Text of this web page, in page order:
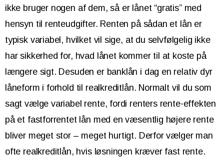
ikke bruger nogen af dem, så er lånet “gratis” med
hensyn til renteudgifter. Renten på sådan et lån er
typisk variabel, hvilket vil sige, at du selvfølgelig ikke
har sikkerhed for, hvad lånet kommer til at koste på
længere sigt. Desuden er banklån i dag en relativ dyr
låneform i forhold til realkreditlån. Normalt vil du som
sagt vælge variabel rente, fordi renters rente-effekten
på et fastforrentet lån med en væsentlig højere rente
bliver meget stor – meget hurtigt. Derfor vælger man
ofte realkreditlån, hvis løsningen kræver fast rente.